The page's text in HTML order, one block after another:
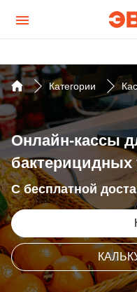
Категории
Онлайн-кассы
бактерицидных
С бесплатной